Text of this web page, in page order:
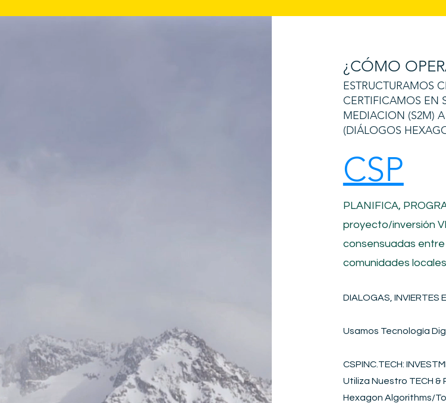
¿CÓMO
ESTRUCTURAMOS
CERTIFICAMOS EN
MEDIACION (S2M)
(DIÁLOGOS
CSP
PLANIFICA,
proyecto/inversión
consensuadas
comunidades
DIALOGAS, INVIERTES
Usamos Tecnología
CSPINC.TECH:
Utiliza Nuestro TECH &
Hexagon Algorithms/